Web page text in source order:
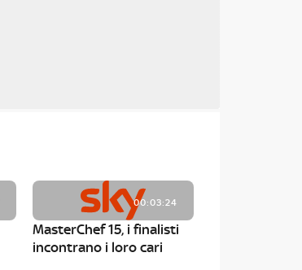
00:03:24
MasterChef 15, i finalisti
incontrano i loro cari